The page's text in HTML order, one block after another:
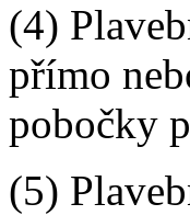
(4)
přímo
pobočky
(5)